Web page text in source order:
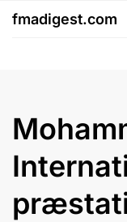
fmadigest.com